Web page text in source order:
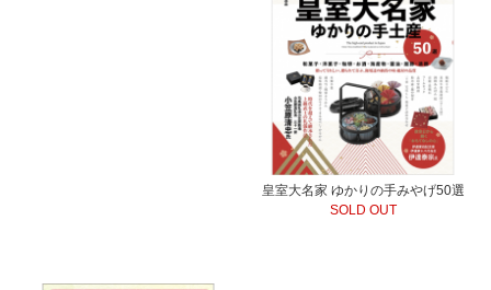
皇室大名家 ゆかりの手みやげ50選
SOLD OUT